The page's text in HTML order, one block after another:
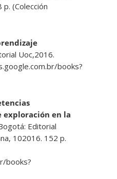
p. (Colección
Uoc,2016.
books?
exploración en la
Editorial
102016. 152 p.
books?